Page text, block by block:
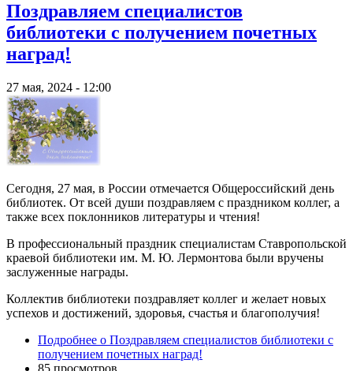
Поздравляем специалистов
библиотеки с получением почетных
наград!
27 мая, 2024 - 12:00
Сегодня, 27 мая, в России отмечается Общероссийский день
библиотек. От всей души поздравляем с праздником коллег, а
также всех поклонников литературы и чтения!
В профессиональный праздник специалистам Ставропольской
краевой библиотеки им. М. Ю. Лермонтова были вручены
заслуженные награды.
Коллектив библиотеки поздравляет коллег и желает новых
успехов и достижений, здоровья, счастья и благополучия!
Подробнее о Поздравляем специалистов библиотеки с
получением почетных наград!